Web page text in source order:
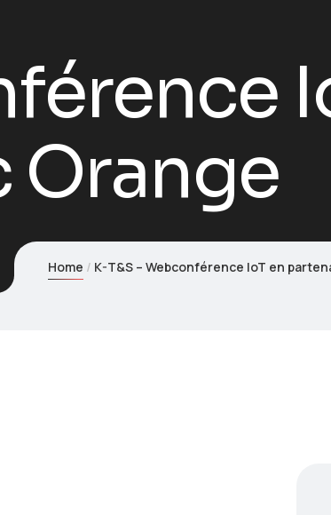
Orange
Home K-T&S – Webconférence IoT en